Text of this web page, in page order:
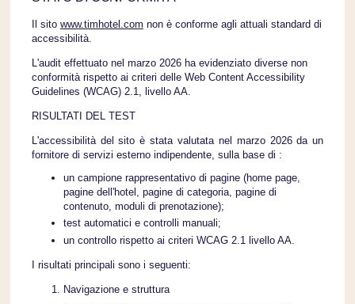
Il sito www.timhotel.com non è conforme agli attuali standard di
accessibilità.
L'audit effettuato nel marzo 2026 ha evidenziato diverse non
conformità rispetto ai criteri delle Web Content Accessibility
Guidelines (WCAG) 2.1, livello AA.
RISULTATI DEL TEST
L'accessibilità del sito è stata valutata nel marzo 2026 da un
fornitore di servizi esterno indipendente, sulla base di :
un campione rappresentativo di pagine (home page,
pagine dell'hotel, pagine di categoria, pagine di
contenuto, moduli di prenotazione);
test automatici e controlli manuali;
un controllo rispetto ai criteri WCAG 2.1 livello AA.
I risultati principali sono i seguenti:
Navigazione e struttura